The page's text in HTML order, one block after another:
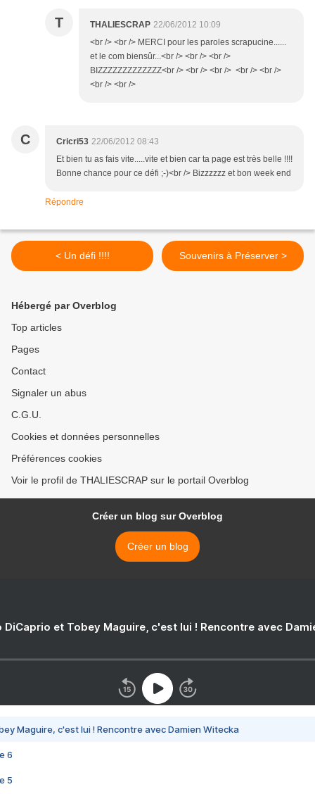
T THALIESCRAP 22/06/2012 10:09
<br /> <br /> MERCI pour les paroles scrapucine......
et le com biensûr...<br /> <br /> <br />
BIZZZZZZZZZZZZZ<br /> <br /> <br /> <br /> <br />
<br /> <br />
C Cricri53 22/06/2012 08:43
Et bien tu as fais vite.....vite et bien car ta page est très belle !!!!
Bonne chance pour ce défi ;-)<br /> Bizzzzzz et bon week end
Répondre
< Un défi !!!! Souvenirs à Préserver >
Hébergé par Overblog
Top articles
Pages
Contact
Signaler un abus
C.G.U.
Cookies et données personnelles
Préférences cookies
Voir le profil de THALIESCRAP sur le portail Overblog
Créer un blog sur Overblog
Créer un blog
DiCaprio et Tobey Maguire, c'est lui ! Rencontre avec
Maguire, c'est lui ! Rencontre avec Damien Witecka
6
5